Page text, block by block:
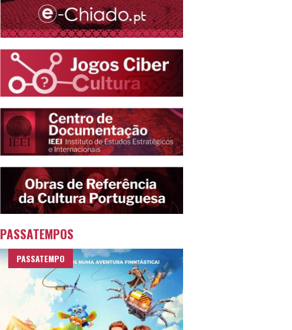
PASSATEMPOS
PASSATEMPO